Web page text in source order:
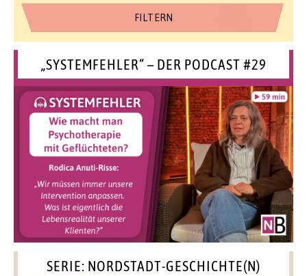
„SYSTEMFEHLER“ – DER PODCAST #29
SERIE: NORDSTADT-GESCHICHTE(N)